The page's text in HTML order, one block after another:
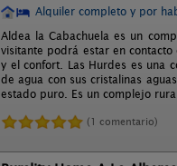
Alquiler completo y por
Aldea la Cabachuela es un
visitante podrá estar en
y el confort. Las Hurdes es una
de agua con sus cristalinas
estado puro. Es un complejo
(1 comentario)